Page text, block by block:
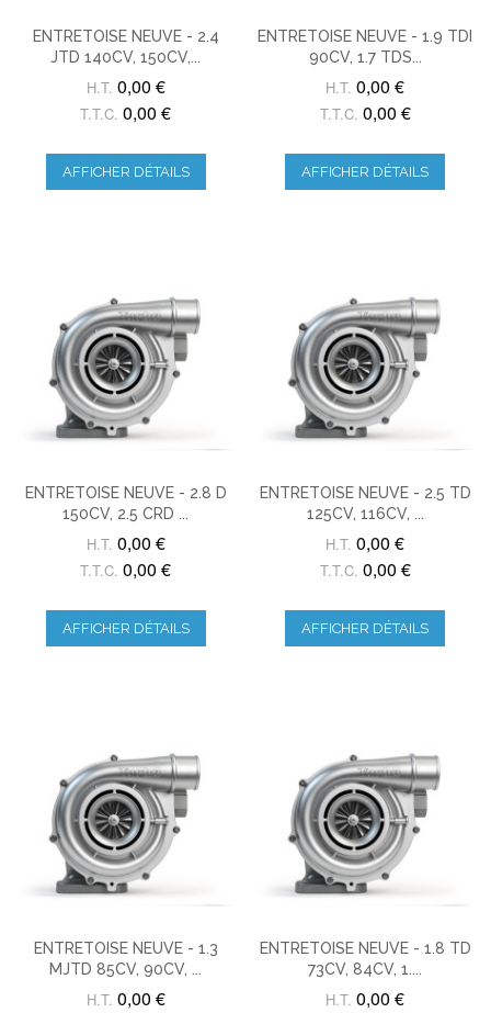
ENTRETOISE NEUVE - 2.4
JTD 140CV, 150CV,...
H.T. 0,00 €
T.T.C. 0,00 €
AFFICHER DÉTAILS
ENTRETOISE NEUVE - 1.9 TDI
90CV, 1.7 TDS...
H.T. 0,00 €
T.T.C. 0,00 €
AFFICHER DÉTAILS
ENTRETOISE NEUVE - 2.8 D
150CV, 2.5 CRD ...
H.T. 0,00 €
T.T.C. 0,00 €
AFFICHER DÉTAILS
ENTRETOISE NEUVE - 2.5 TD
125CV, 116CV, ...
H.T. 0,00 €
T.T.C. 0,00 €
AFFICHER DÉTAILS
ENTRETOISE NEUVE - 1.3
MJTD 85CV, 90CV, ...
H.T. 0,00 €
ENTRETOISE NEUVE - 1.8 TD
73CV, 84CV, 1....
H.T. 0,00 €